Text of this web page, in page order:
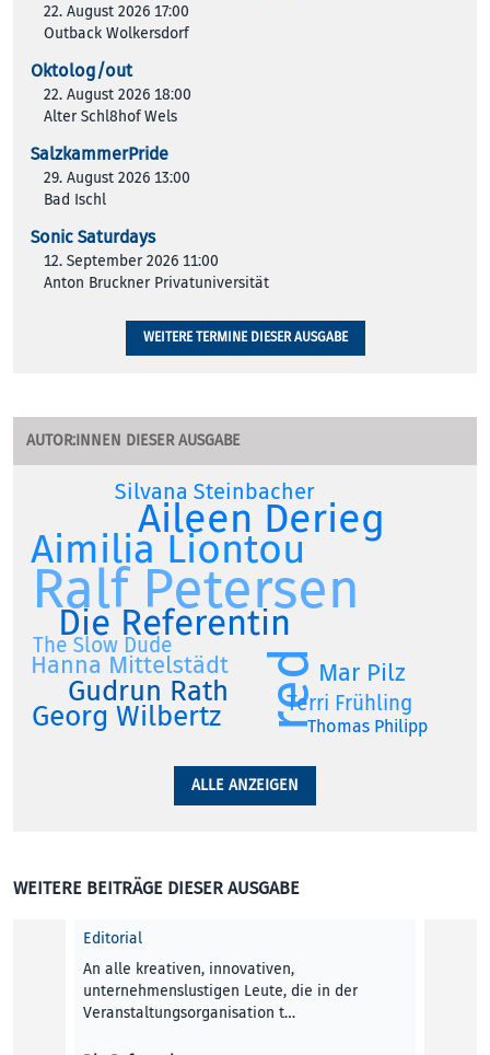
22. August 2026 17:00
Outback Wolkersdorf
Oktolog/out
22. August 2026 18:00
Alter Schl8hof Wels
SalzkammerPride
29. August 2026 13:00
Bad Ischl
Sonic Saturdays
12. September 2026 11:00
Anton Bruckner Privatuniversität
WEITERE TERMINE DIESER AUSGABE
AUTOR:INNEN DIESER AUSGABE
Ralf Petersen
red
Aileen Derieg
Aimilia Liontou
Die Referentin
Georg Wilbertz
Gudrun Rath
Hanna Mittelstädt Mar Pilz
Silvana Steinbacher
Terri Frühling
The Slow Dude
Thomas Philipp
ALLE ANZEIGEN
WEITERE BEITRÄGE DIESER AUSGABE
Editorial
An alle kreativen, innovativen,
unternehmenslustigen Leute, die in der
Veranstaltungsorganisation t…